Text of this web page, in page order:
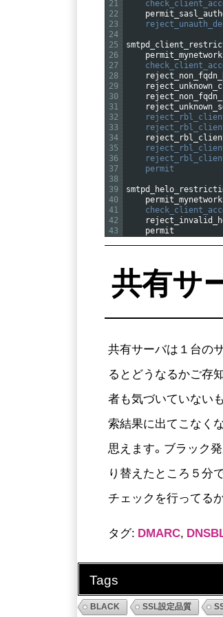
21
22
23
24
25
26
27
28
29
30
31
32
33
34
35
36
37
38
39
40
41
42
43
reject_rbl
permit
permit
共有サ
共有サーバは１台の
るとどうなるかご存
者も気づいていない
索結果に出てこなく
思えます。ブラック
り替えたところ５分
チェックを行ってる
タグ: DMARC,
Tags
BLACK SSL設定品質